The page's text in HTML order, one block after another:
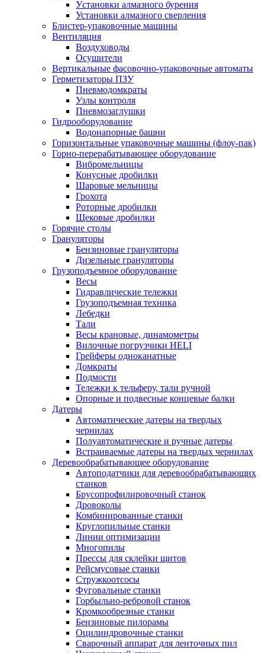
Уcтановки алмазного бурения
Установки алмазного сверления
Блистер-упаковочные машины
Вентиляция
Воздуховоды
Осушители
Вертикальные фасовочно-упаковочные автоматы
Герметизаторы ПЗУ
Пневмодомкраты
Узлы контроля
Пневмозаглушки
Гидрооборудование
Водонапорные башни
Горизонтальные упаковочные машины (флоу-пак)
Горно-перерабатывающее оборудование
Вибромельницы
Конусные дробилки
Шаровые мельницы
Грохота
Роторные дробилки
Щековые дробилки
Горячие столы
Грануляторы
Бензиновые грануляторы
Дизельные грануляторы
Грузоподъемное оборудование
Весы
Гидравлические тележки
Грузоподъемная техника
Лебедки
Тали
Весы крановые, динамометры
Вилочные погрузчики HELI
Грейферы одноканатные
Домкраты
Подмости
Тележки к тельферу, тали ручной
Опорные и подвесные концевые балки
Датеры
Автоматические датеры на твердых
чернилах
Полуавтоматические и ручные датеры
Встраиваемые датеры на твердых чернилах
Деревообрабатывающее оборудование
Автоподатчики для деревообрабатывающих
станков
Брусопрофилировочный станок
Дровоколы
Комбинированные станки
Круглопильные станки
Линии оптимизации
Многопилы
Прессы для склейки щитов
Рейсмусовые станки
Стружкоотсосы
Фуговальные станки
Горбыльно-ребровой станок
Кромкообрезные станки
Бензиновые пилорамы
Оцилиндровочные станки
Сварочный аппарат для ленточных пил